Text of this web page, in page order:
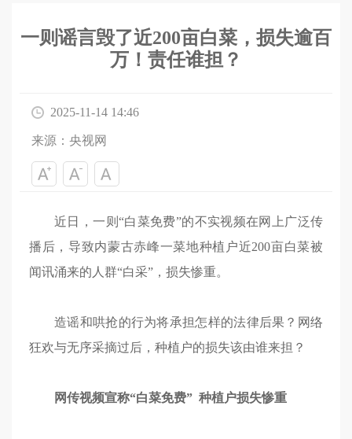
一则谣言毁了近200亩白菜，损失逾百
万！责任谁担？
2025-11-14 14:46
来源：央视网
近日，一则“白菜免费”的不实视频在网上广泛传
播后，导致内蒙古赤峰一菜地种植户近200亩白菜被
闻讯涌来的人群“白采”，损失惨重。
造谣和哄抢的行为将承担怎样的法律后果？网络
狂欢与无序采摘过后，种植户的损失该由谁来担？
网传视频宣称“白菜免费” 种植户损失惨重